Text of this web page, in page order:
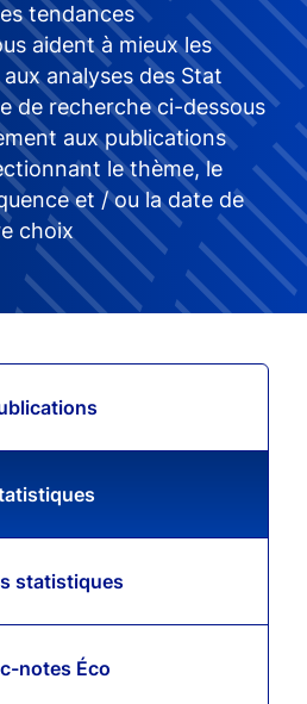
tendances
aident à mieux les
analyses des Stat
de recherche ci-dessous
aux publications
le thème, le
et / ou la date de
choix
statistiques
notes Éco